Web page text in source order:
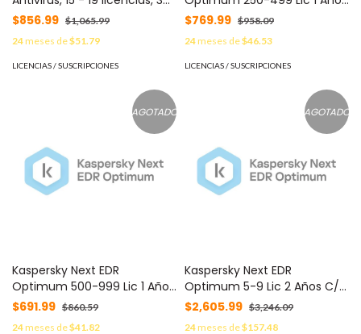
años, Español
$856.99 $1,065.99
24meses de$51.79
LICENCIAS / SUSCRIPCIONES
C/U KL4066ZATFS -
$769.99 $958.09
24meses de$46.53
LICENCIAS / SUSCRIPCIONES
AGOTADO
Kaspersky Next EDR
Optimum 500-999 Lic 1 Año
C/U KL4066ZAUFS -
$691.99 $860.59
24meses de$41.82
AGOTADO
Kaspersky Next EDR
Optimum 5-9 Lic 2 Años C/U
KL4066ZAEDS -
$2,605.99 $3,246.09
24meses de$157.48